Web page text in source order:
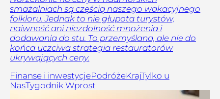
smażalniach są częścią naszego wakacyjnego
folkloru. Jednak to nie głupota turystów,
naiwność ani niezdolność mnożenia i
dodawania do stu. To przemyślana, ale nie do
końca uczciwa strategia restauratorów
ukrywających ceny.
Finanse i inwestycjePodróżeKrajTylko u
NasTygodnik Wprost